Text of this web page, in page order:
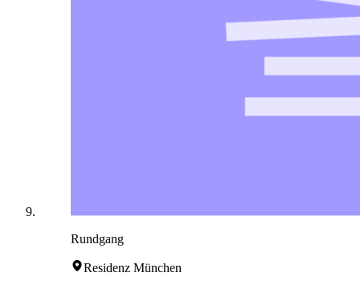
Rundgang
Residenz München